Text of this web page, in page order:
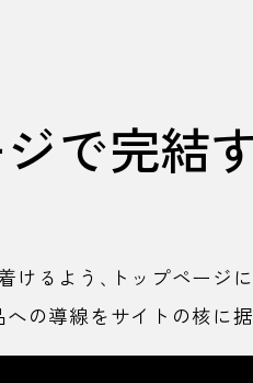
ジで完結
けるよう、トップページ
への導線をサイトの核に